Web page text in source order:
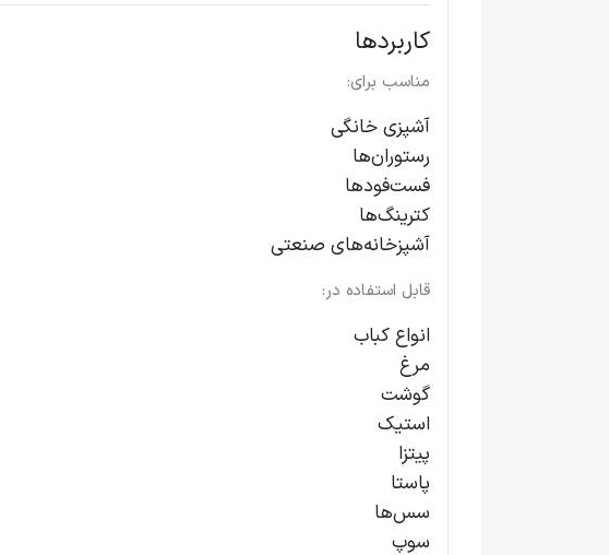
کاربردها
مناسب برای:
آشپزی خانگی
رستوران‌ها
فست‌فودها
کترینگ‌ها
آشپزخانه‌های صنعتی
قابل استفاده در:
انواع کباب
مرغ
گوشت
استیک
پیتزا
پاستا
سس‌ها
سوپ